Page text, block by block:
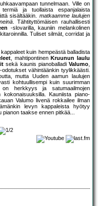
tunnelmaan. Ville on
ja tuollaista espanjalaista
sisältääkin. matkaamme laulujen
. Tähtityttömäisen rauhallisesti
-slovarilla, kauniin melankolinen
Tuliset silmät, corridat ja
kuin hempeästä balladista
, mahtipontinen Kruunun laulu
sekä kaunis pianoballadiValumo,
vähintäänkin tyylikkäästi.
mutta Uuden aamun laulujen
kohtuullisempi kuin suurimman
herkkyys ja satumaailmojen
Kauniista piano-
Valumo livenä rokkailee ilman
levyn kappaleista hyötyy
pianon taakse ennen pitkää...